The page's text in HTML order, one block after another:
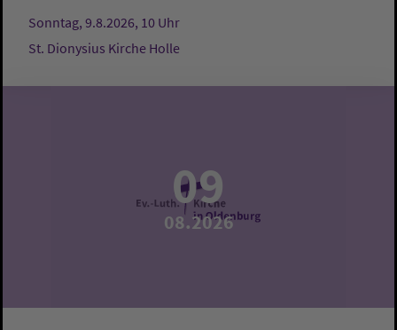
Sonntag, 9.8.2026, 10 Uhr
St. Dionysius Kirche Holle
09
08.2026